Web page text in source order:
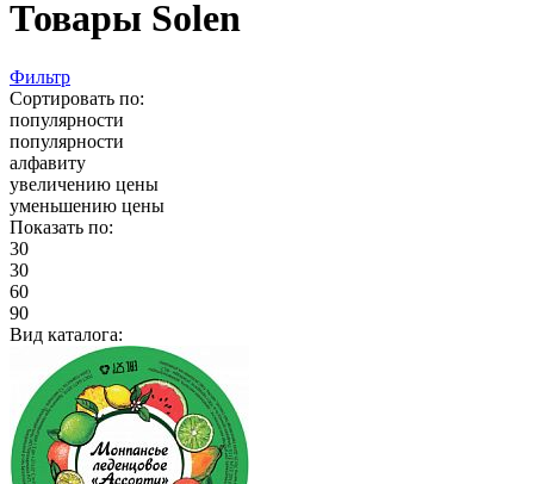
Товары Solen
Фильтр
Сортировать по:
популярности
популярности
алфавиту
увеличению цены
уменьшению цены
Показать по:
30
30
60
90
Вид каталога: